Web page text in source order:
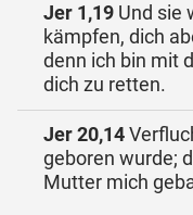
Jer 1,19 Und sie
kämpfen, dich
denn ich bin mit
dich zu retten.
Jer 20,14
geboren wurde;
Mutter mich